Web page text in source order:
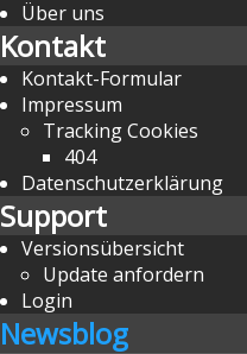
Über uns
Kontakt
Kontakt-Formular
Impressum
Tracking Cookies
404
Datenschutzerklärung
Support
Versionsübersicht
Update anfordern
Login
Newsblog